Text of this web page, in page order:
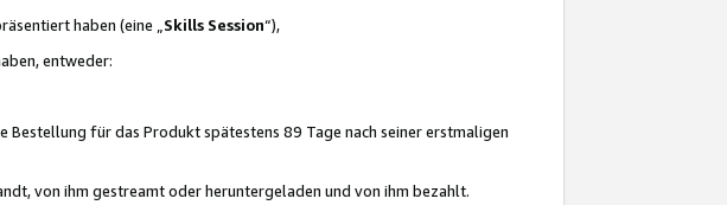
haben (eine „ Skills Session“),
entweder:
für das Produkt spätestens 89 Tage nach seiner erstmaligen
von ihm gestreamt oder heruntergeladen und von ihm bezahlt.